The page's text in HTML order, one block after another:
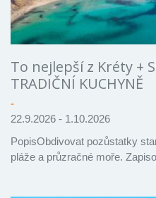
To nejlepší z Kréty +
TRADIČNÍ KUCHYNĚ
-
22.9.2026 - 1.10.2026
PopisObdivovat pozůstatky
pláže a průzračné moře.